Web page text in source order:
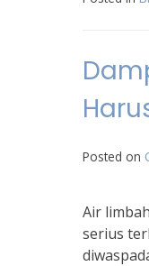
Posted on
Air
serius